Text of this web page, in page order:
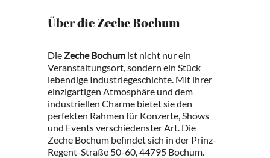
Über die Zeche Bochum
DieZeche Bochum ist nicht nur ein
Veranstaltungsort, sondern ein Stück
lebendige Industriegeschichte. Mit ihrer
einzigartigen Atmosphäre und dem
industriellen Charme bietet sie den
perfekten Rahmen für Konzerte, Shows
und Events verschiedenster Art. Die
Zeche Bochum befindet sich in der Prinz-
Regent-Straße 50-60, 44795 Bochum.